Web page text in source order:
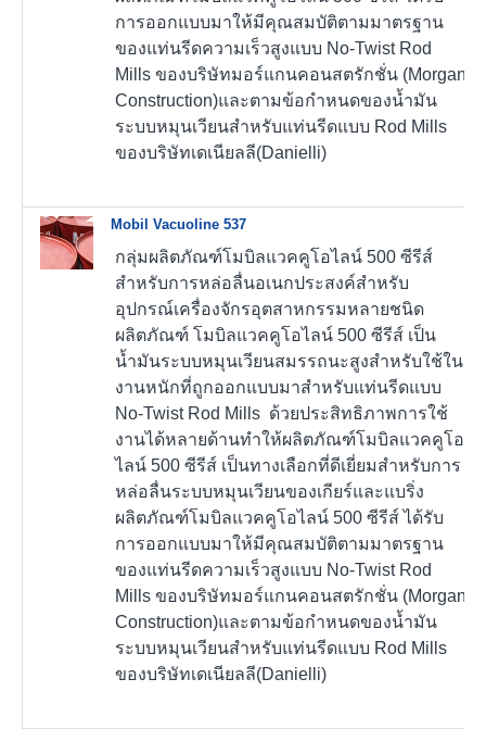
การออกแบบมาให้มีคุณสมบัติตามมาตรฐาน
ของแท่นรีดความเร็วสูงแบบ No-Twist Rod
Mills ของบริษัทมอร์แกนคอนสตรักชั่น (Morgan
Construction)และตามข้อกำหนดของน้ำมัน
ระบบหมุนเวียนสำหรับแท่นรีดแบบ Rod Mills
ของบริษัทเดเนียลลี(Danielli)
Mobil Vacuoline 537
กลุ่มผลิตภัณฑ์โมบิลแวคคูโอไลน์ 500 ซีรีส์
สำหรับการหล่อลื่นอเนกประสงค์สำหรับ
อุปกรณ์เครื่องจักรอุตสาหกรรมหลายชนิด
ผลิตภัณฑ์ โมบิลแวคคูโอไลน์ 500 ซีรีส์ เป็น
น้ำมันระบบหมุนเวียนสมรรถนะสูงสำหรับใช้ใน
งานหนักที่ถูกออกแบบมาสำหรับแท่นรีดแบบ
No-Twist Rod Mills ด้วยประสิทธิภาพการใช้
งานได้หลายด้านทำให้ผลิตภัณฑ์โมบิลแวคคูโอ
ไลน์ 500 ซีรีส์ เป็นทางเลือกที่ดีเยี่ยมสำหรับการ
หล่อลื่นระบบหมุนเวียนของเกียร์และแบริ่ง
ผลิตภัณฑ์โมบิลแวคคูโอไลน์ 500 ซีรีส์ ได้รับ
การออกแบบมาให้มีคุณสมบัติตามมาตรฐาน
ของแท่นรีดความเร็วสูงแบบ No-Twist Rod
Mills ของบริษัทมอร์แกนคอนสตรักชั่น (Morgan
Construction)และตามข้อกำหนดของน้ำมัน
ระบบหมุนเวียนสำหรับแท่นรีดแบบ Rod Mills
ของบริษัทเดเนียลลี(Danielli)